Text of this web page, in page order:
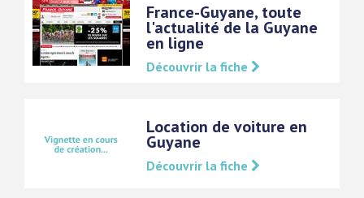
France-Guyane, toute
l'actualité de la Guyane
en ligne
Découvrir la fiche
Location de voiture en
Guyane
Découvrir la fiche